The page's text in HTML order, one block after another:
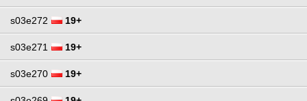
s03e272 19+
s03e271 19+
s03e270 19+